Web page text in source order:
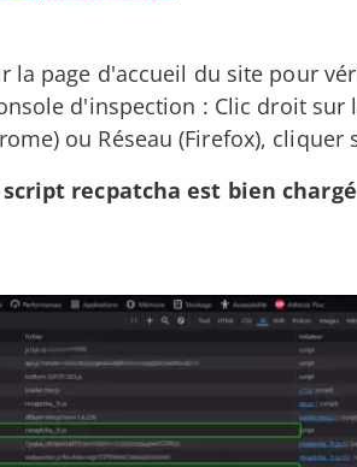
la page d'accueil du site pour
d'inspection : Clic droit sur
ou Réseau (Firefox), cliquer
recpatcha est bien